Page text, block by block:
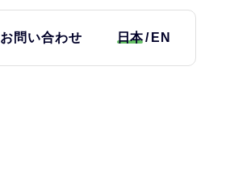
お問い合わせ 日本 EN